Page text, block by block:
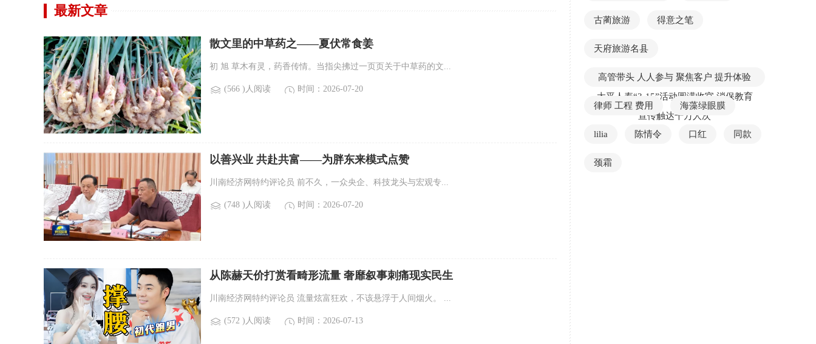
最新文章
散文里的中草药之——夏伏常食姜
初 旭 草木有灵，药香传情。当指尖拂过一页页关于中草药的文...
(566 )人阅读 时间：2026-07-20
以善兴业 共赴共富——为胖东来模式点赞
川南经济网特约评论员 前不久，一众央企、科技龙头与宏观专...
(748 )人阅读 时间：2026-07-20
从陈赫天价打赏看畸形流量 奢靡叙事刺痛现实民生
川南经济网特约评论员 流量炫富狂欢，不该悬浮于人间烟火。 ...
(572 )人阅读 时间：2026-07-13
古蔺旅游 得意之笔
天府旅游名县
高管带头 人人参与 聚焦客户 提升体验
太平人寿“3·15”活动圆满收官 消保教育
宣传触达千万人次
律师 工程 费用 海藻绿眼膜
lilia 陈情令 口红 同款
颈霜